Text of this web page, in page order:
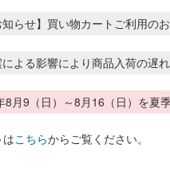
らせ】買い物カートご利用の
よる影響により商品入荷の遅
8月9（日）～8月16（日）を夏
はこちらからご覧ください。